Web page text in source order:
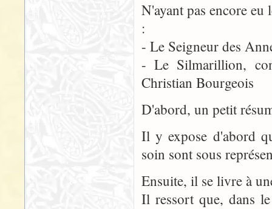
N'ayant pas encore
:
- Le Seigneur des
- Le Silmarillion,
Christian Bourgeois
D'abord, un petit
Il y expose d'abord
soin sont sous
Ensuite, il se livre à
Il ressort que, dans